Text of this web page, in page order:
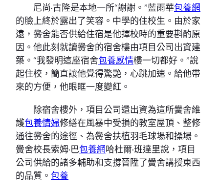
尼尚·古隆是本地一所“謝謝。”藍雨華包養網
的臉上終於露出了笑容。中學的住校生。由於家
遠，黌舍能否供給住宿是他擇校時的重要斟酌原
因。他此刻就讀黌舍的宿舍樓由項目公司出資建
築。“我發明這座宿舍包養感情樓一切都好。”說
起住校，簡直讓他覺得驚艷，心跳加速。給他帶
來的方便，他眼眶一度變紅。
除宿舍樓外，項目公司還出資為這所黌舍維
護包養情婦修繕在風暴中受損的教室屋頂、整修
通往黌舍的途徑、為黌舍扶植羽毛球場和操場。
黌舍校長索姆·巴包養網哈杜爾·班達里說，項目
公司供給的諸多輔助和支撐晉陞了黌舍講授東西
的品質。 包養